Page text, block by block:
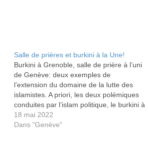
Salle de prières et burkini à la Une!
Burkini à Grenoble, salle de prière à l’uni
de Genève: deux exemples de
l’extension du domaine de la lutte des
islamistes. A priori, les deux polémiques
conduites par l’islam politique, le burkini à
Grenoble et la salle de "méditation" à l’uni
de Genève, n’ont rien à voir. Ils
18 mai 2022
Dans "Genève"